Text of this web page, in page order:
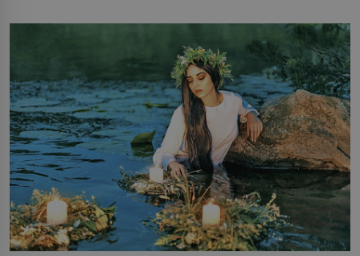
milostpaní. Stačí jenom na sukni,“ zhodnotí švadlena
množství růžového mušelínu. „Ošidili vás, podívejte.“